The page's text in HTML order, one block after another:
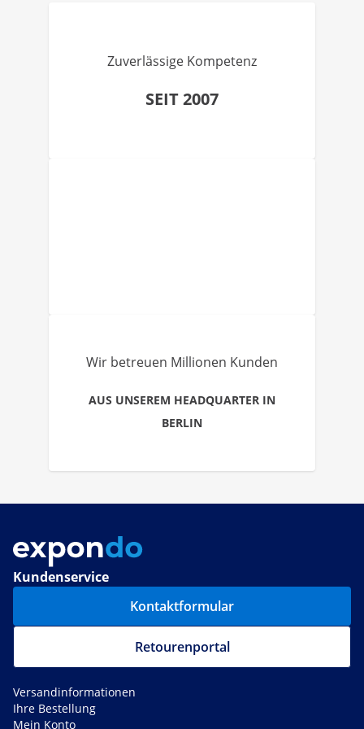
Zuverlässige Kompetenz
SEIT 2007
Wir betreuen Millionen Kunden
AUS UNSEREM HEADQUARTER IN
BERLIN
Kundenservice
Kontaktformular
Retourenportal
Versandinformationen
Ihre Bestellung
Mein Konto